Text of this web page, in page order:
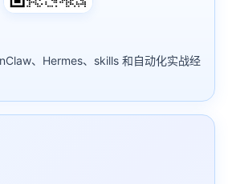
、Hermes、skills 和自动化实战经